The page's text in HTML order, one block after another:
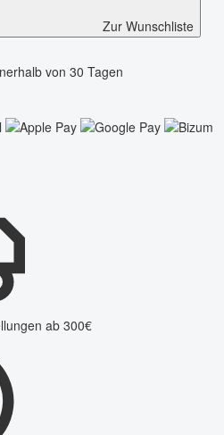
Zur Wunschliste
von 30 Tagen
ab 300€